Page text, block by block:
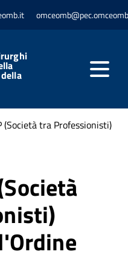
(Società tra Professionisti)